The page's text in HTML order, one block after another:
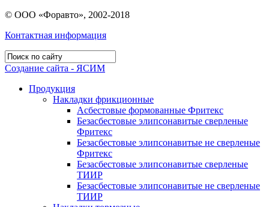
© ООО «Форавто», 2002-2018
Контактная информация
Создание сайта - ЯСИМ
Продукция
Накладки фрикционные
Асбестовые формованные Фритекс
Безасбестовые элипсонавитые сверленые
Фритекс
Безасбестовые элипсонавитые не сверленые
Фритекс
Безасбестовые элипсонавитые сверленые
ТИИР
Безасбестовые элипсонавитые не сверленые
ТИИР